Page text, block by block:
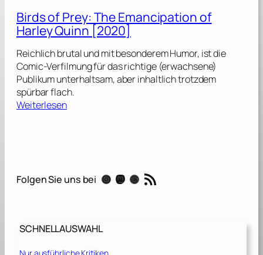
Birds of Prey: The Emancipation of
Harley Quinn [2020]
Reichlich brutal und mit besonderem Humor, ist die
Comic-Verfilmung für das richtige (erwachsene)
Publikum unterhaltsam, aber inhaltlich trotzdem
spürbar flach.
Weiterlesen:
o
e
Folgen Sie uns bei Instagram Mastodon Threads RSS-Feed
SCHNELLAUSWAHL